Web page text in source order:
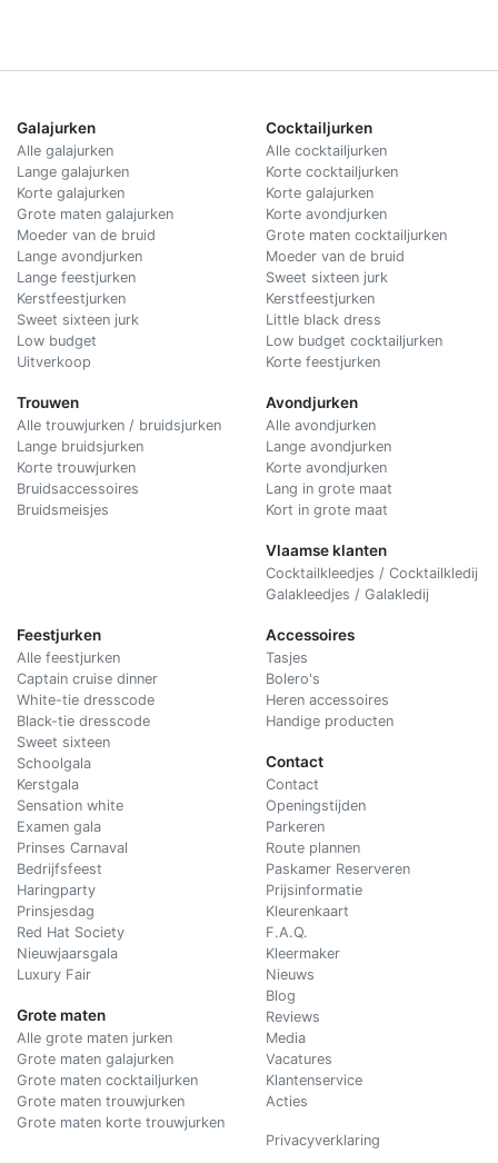
Galajurken
Alle galajurken
Lange galajurken
Korte galajurken
Grote maten galajurken
Moeder van de bruid
Lange avondjurken
Lange feestjurken
Kerstfeestjurken
Sweet sixteen jurk
Low budget
Uitverkoop
Trouwen
Alle trouwjurken / bruidsjurken
Lange bruidsjurken
Korte trouwjurken
Bruidsaccessoires
Bruidsmeisjes
Cocktailjurken
Alle cocktailjurken
Korte cocktailjurken
Korte galajurken
Korte avondjurken
Grote maten cocktailjurken
Moeder van de bruid
Sweet sixteen jurk
Kerstfeestjurken
Little black dress
Low budget cocktailjurken
Korte feestjurken
Avondjurken
Alle avondjurken
Lange avondjurken
Korte avondjurken
Lang in grote maat
Kort in grote maat
Vlaamse klanten
Cocktailkleedjes / Cocktailkledij
Galakleedjes / Galakledij
Feestjurken
Alle feestjurken
Captain cruise dinner
White-tie dresscode
Black-tie dresscode
Sweet sixteen
Schoolgala
Kerstgala
Sensation white
Examen gala
Prinses Carnaval
Bedrijfsfeest
Haringparty
Prinsjesdag
Red Hat Society
Nieuwjaarsgala
Luxury Fair
Grote maten
Alle grote maten jurken
Grote maten galajurken
Grote maten cocktailjurken
Grote maten trouwjurken
Grote maten korte trouwjurken
Accessoires
Tasjes
Bolero's
Heren accessoires
Handige producten
Contact
Contact
Openingstijden
Parkeren
Route plannen
Paskamer Reserveren
Prijsinformatie
Kleurenkaart
F.A.Q.
Kleermaker
Nieuws
Blog
Reviews
Media
Vacatures
Klantenservice
Acties
Privacyverklaring